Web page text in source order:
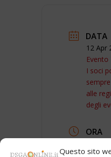
Questo sito
DATA
12 Apr
I soci
alle
degli
ORA